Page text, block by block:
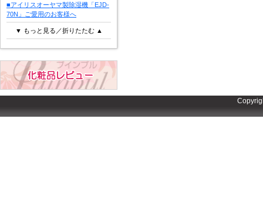
■アイリスオーヤマ製除湿機「EJD-
70N」ご愛用のお客様へ
▼ もっと見る／折りたたむ ▲